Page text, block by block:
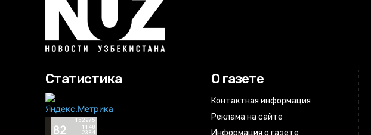
Статистика О газете
Контактная информация
Реклама на сайте
Информация о газете